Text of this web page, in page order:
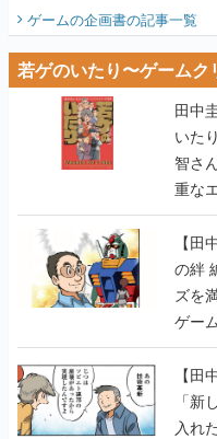
ゲームの企画書の記事一覧
若ゲのいたり〜ゲーム
田中
いた
智さ
重な
【田
の絆
ズを
ゲー
【若
【田
「新
入れ